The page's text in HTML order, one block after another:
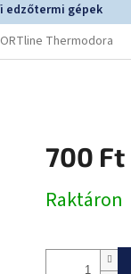
edzőtermi gépek
Thermodora
700 Ft
Raktáron